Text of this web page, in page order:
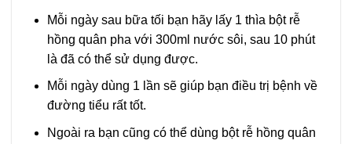
Mỗi ngày sau bữa tối bạn hãy lấy 1 thìa bột rễ
hồng quân pha với 300ml nước sôi, sau 10 phút
là đã có thể sử dụng được.
Mỗi ngày dùng 1 lần sẽ giúp bạn điều trị bệnh về
đường tiểu rất tốt.
Ngoài ra bạn cũng có thể dùng bột rễ hồng quân